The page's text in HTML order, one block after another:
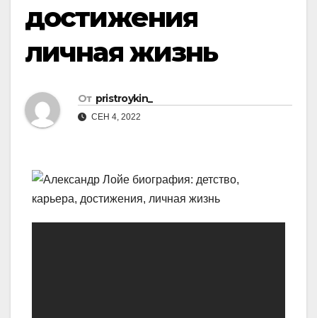
достижения
личная жизнь
От pristroykin_
СЕН 4, 2022